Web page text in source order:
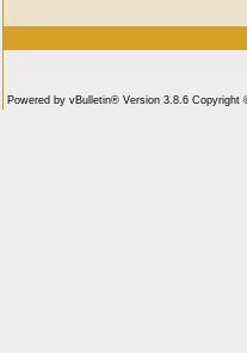
Powered by vBulletin® Version 3.8.6